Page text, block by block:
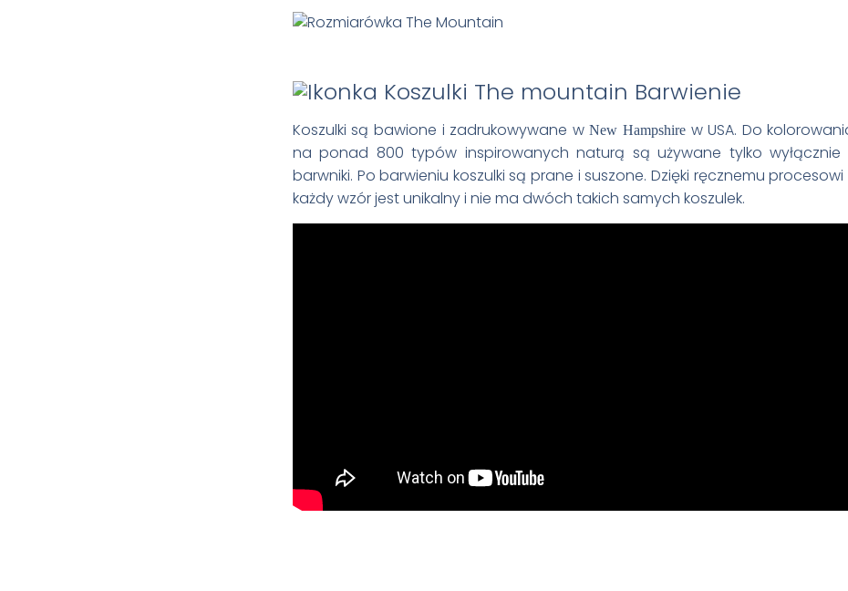
Barwienie
Koszulki są bawione i zadrukowywane wNew Hampshire w USA. Do
na ponad 800 typów inspirowanych naturą są używane tylko wyłącznie
barwniki. Po barwieniu koszulki są prane i suszone. Dzięki ręcznemu
każdy wzór jest unikalny i nie ma dwóch takich samych koszulek.